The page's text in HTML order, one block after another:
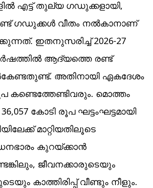
എട്ട് തുല്യ ഗഡുക്കളായി,
ഗഡുക്കൾ വീതം നൽകാനാണ്
ഇതനുസരിച്ച് 2026-27
ആദ്യത്തെ രണ്ട്
അതിനായി ഏകദേശം
കണ്ടെത്തേണ്ടിവരും. മൊത്തം
കോടി രൂപ ഘട്ടംഘട്ടമായി
മാറ്റിയതിലൂടെ
ധനഭാരം കുറയ്ക്കാൻ
ജീവനക്കാരുടെയും
കാത്തിരിപ്പ് വീണ്ടും നീളും.